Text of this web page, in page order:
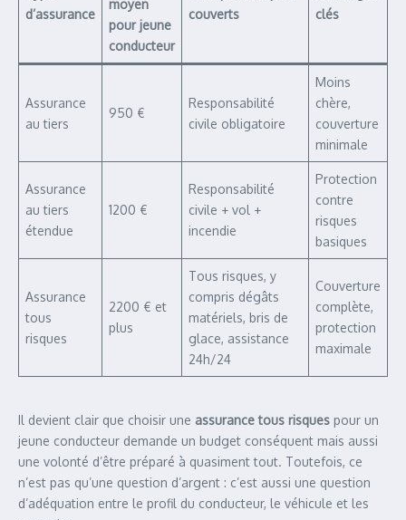
d’assurance
moyen
pour jeune
conducteur
couverts
clés
Assurance
au tiers
950 €
Responsabilité
civile obligatoire
Moins
chère,
couverture
minimale
Assurance
au tiers
étendue
1200 €
Responsabilité
civile + vol +
incendie
Protection
contre
risques
basiques
Assurance
tous
risques
2200 € et
plus
Tous risques, y
compris dégâts
matériels, bris de
glace, assistance
24h/24
Couverture
complète,
protection
maximale
Il devient clair que choisir une assurance tous risques pour un
jeune conducteur demande un budget conséquent mais aussi
une volonté d’être préparé à quasiment tout. Toutefois, ce
n’est pas qu’une question d’argent : c’est aussi une question
d’adéquation entre le profil du conducteur, le véhicule et les